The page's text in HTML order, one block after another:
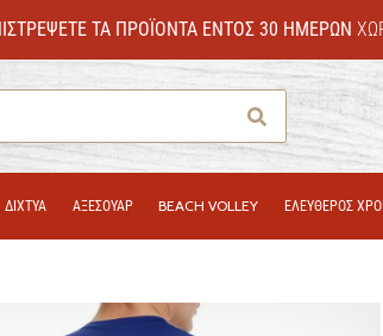
ΤΑ ΠΡΟΪΌΝΤΑ ΕΝΤΌΣ 30 ΗΜΕΡΏΝ
Αναζήτηση
ΔΊΧΤΥΑ ΑΞΕΣΟΥΑΡ BEACH VOLLEY ΕΛΕΥΘΕΡΟΣ